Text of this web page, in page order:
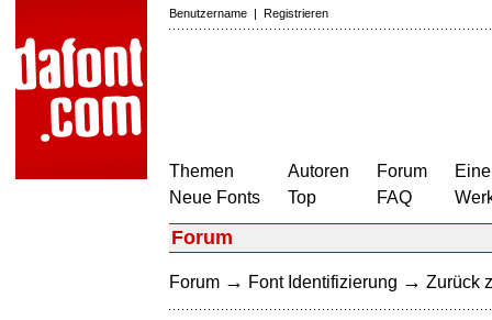
Benutzername | Registrieren
Themen
Neue Fonts
Autoren
Top
Forum
FAQ
Forum
Forum → Font Identifizierung → Zurück